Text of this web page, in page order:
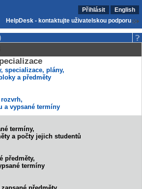
Přihlásit
English
HelpDesk - kontaktujte uživatelskou podporu
specializace, plány,
a předměty
a vypsané termíny
termíny,
a počty jejich studentů
předměty,
termíny